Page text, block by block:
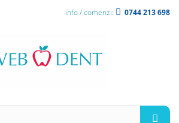
info / comenzi: 0744 213 698